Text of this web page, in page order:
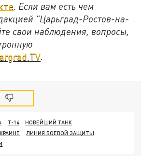
. Если вам есть чем
"Царьград-Ростов-на-
свои наблюдения, вопросы,
.
Т-14
НОВЕЙШИЙ ТАНК
ЛИНИЯ БОЕВОЙ ЗАЩИТЫ